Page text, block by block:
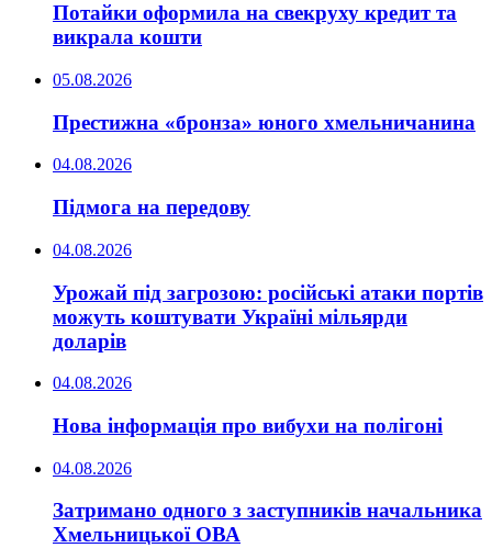
Потайки оформила на свекруху кредит та
викрала кошти
05.08.2026
Престижна «бронза» юного хмельничанина
04.08.2026
Підмога на передову
04.08.2026
Урожай під загрозою: російські атаки портів
можуть коштувати Україні мільярди
доларів
04.08.2026
Нова інформація про вибухи на полігоні
04.08.2026
Затримано одного з заступників начальника
Хмельницької ОВА